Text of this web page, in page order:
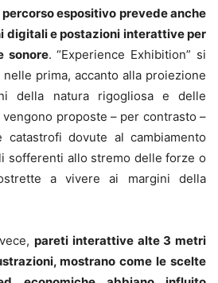
espositivo prevede anche
digitali e postazioni interattive per
sonore. “Experience Exhibition” si
prima, accanto alla proiezione
della natura rigogliosa e delle
proposte – per contrasto –
dovute al cambiamento
sofferenti allo stremo delle forze o
a vivere ai margini della
pareti interattive alte 3 metri
mostrano come le scelte